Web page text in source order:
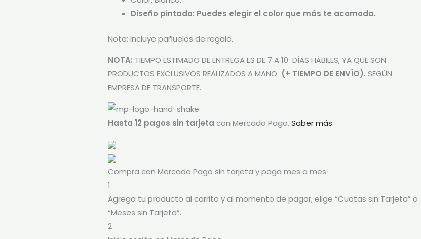
Diseño pintado: Puedes elegir el color que más te acomoda.
Nota: Incluye pañuelos de regalo.
NOTA: TIEMPO ESTIMADO DE ENTREGA ES DE 7 A 10 DÍAS HÁBILES, YA QUE SON
PRODUCTOS EXCLUSIVOS REALIZADOS A MANO (+ TIEMPO DE ENVÍO). SEGÚN
EMPRESA DE TRANSPORTE.
Hasta 12 pagos sin tarjeta con Mercado Pago. Saber más
Compra con Mercado Pago sin tarjeta y paga mes a mes
1
Agrega tu producto al carrito y al momento de pagar, elige “Cuotas sin Tarjeta” o
“Meses sin Tarjeta”.
2